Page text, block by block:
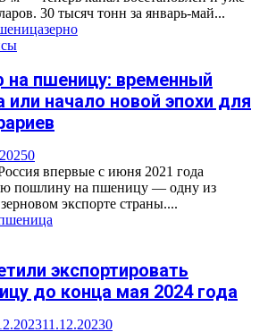
30 тысяч тонн за январь-май...
зерно
на пшеницу: временный
или начало новой эпохи для
0
впервые с июня 2021 года
пошлину на пшеницу — одну из
экспорте страны....
экспортировать
до конца мая 2024 года
11.12.20230